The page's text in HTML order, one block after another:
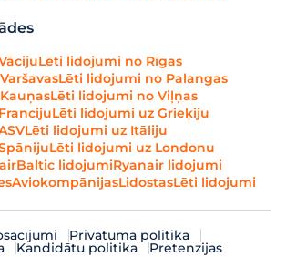
Lēti lidojumi no Rīgas
Lēti lidojumi no Palangas
Lēti lidojumi no Viļņas
Lēti lidojumi uz Grieķiju
Lēti lidojumi uz Itāliju
Lēti lidojumi uz Londonu
airBaltic lidojumiRyanair lidojumi
AviokompānijasLidostasLēti lidojumi
Privātuma politika
Kandidātu politika Pretenzijas